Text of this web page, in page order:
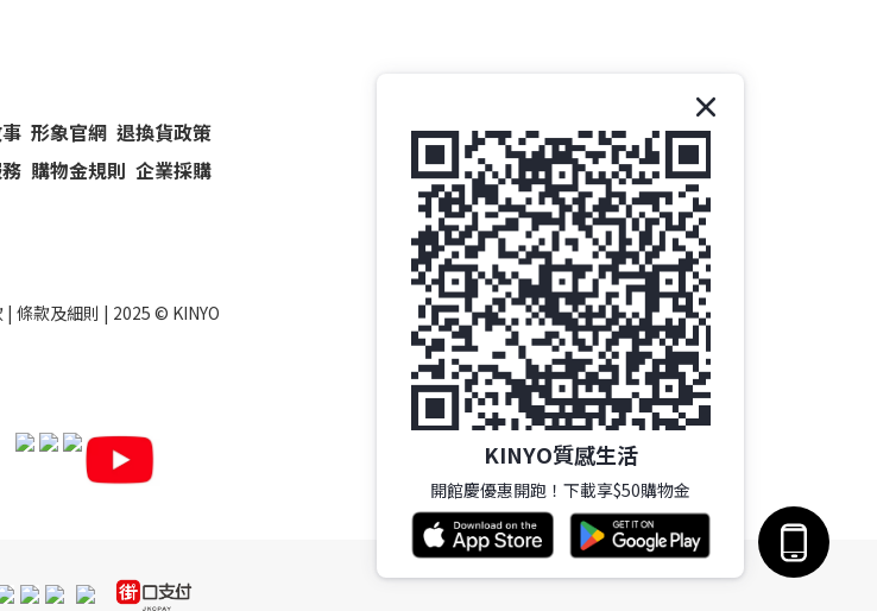
形象官網 退換貨政策
購物金規則 企業採購
| 條款及細則 | 2025 © KINYO
KINYO質感生活
開館慶優惠開跑！下載享$50購物金